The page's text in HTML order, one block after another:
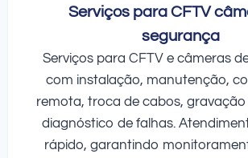
Serviços para CFTV
segurança
Serviços para CFTV e câmeras
com instalação, manutenção,
remota, troca de cabos,
diagnóstico de falhas.
rápido, garantindo